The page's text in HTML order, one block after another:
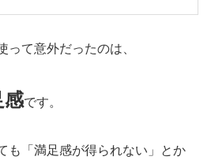
って意外だったのは、
感です。
も「満足感が得られない」とか